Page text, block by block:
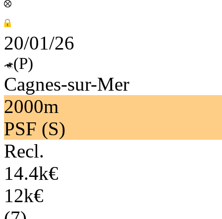
20/01/26
(P)
Cagnes-sur-Mer
2000m
PSF (S)
Recl.
14.4k€
12k€